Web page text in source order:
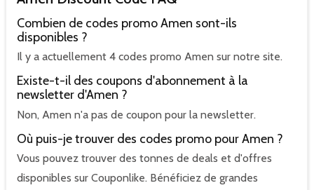
Combien de codes promo Amen sont-ils
disponibles ?
Il y a actuellement 4 codes promo Amen sur notre site.
Existe-t-il des coupons d'abonnement à la
newsletter d'Amen ?
Non, Amen n'a pas de coupon pour la newsletter.
Où puis-je trouver des codes promo pour Amen ?
Vous pouvez trouver des tonnes de deals et d'offres
disponibles sur Couponlike. Bénéficiez de grandes